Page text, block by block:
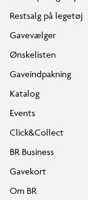
Restsalg på legetøj
Gavevælger
Ønskelisten
Gaveindpakning
Katalog
Events
Click&Collect
BR Business
Gavekort
Om BR